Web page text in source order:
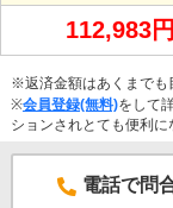
112,983円
※返済金額はあくまでも
※会員登録(無料)をして
ションされとても便利に
電話で問